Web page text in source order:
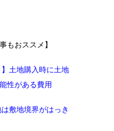
もおススメ】
】土地購入時に土地
性がある費用
敷地境界がはっき